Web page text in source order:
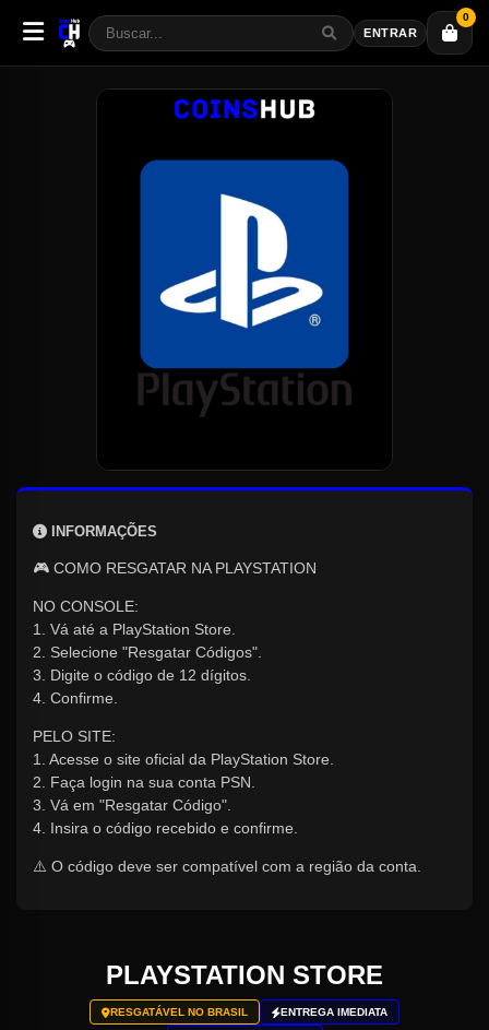
ENTRAR
0
INFORMAÇÕES
🎮 COMO RESGATAR NA PLAYSTATION
NO CONSOLE:
1. Vá até a PlayStation Store.
2. Selecione "Resgatar Códigos".
3. Digite o código de 12 dígitos.
4. Confirme.
PELO SITE:
1. Acesse o site oficial da PlayStation Store.
2. Faça login na sua conta PSN.
3. Vá em "Resgatar Código".
4. Insira o código recebido e confirme.
⚠️ O código deve ser compatível com a região da conta.
PLAYSTATION STORE
RESGATÁVEL NO BRASIL ENTREGA IMEDIATA